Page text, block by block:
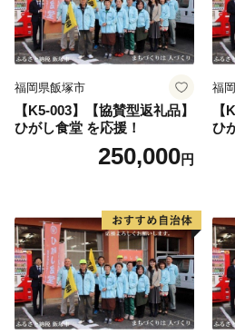
福岡県飯塚市
【K5-003】【協賛型返礼品】
ひがし食堂 を応援！
250,000円
福
【
ひ